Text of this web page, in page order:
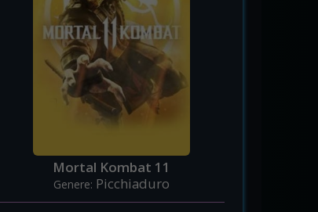
Mortal Kombat 11
Genere: Picchiaduro